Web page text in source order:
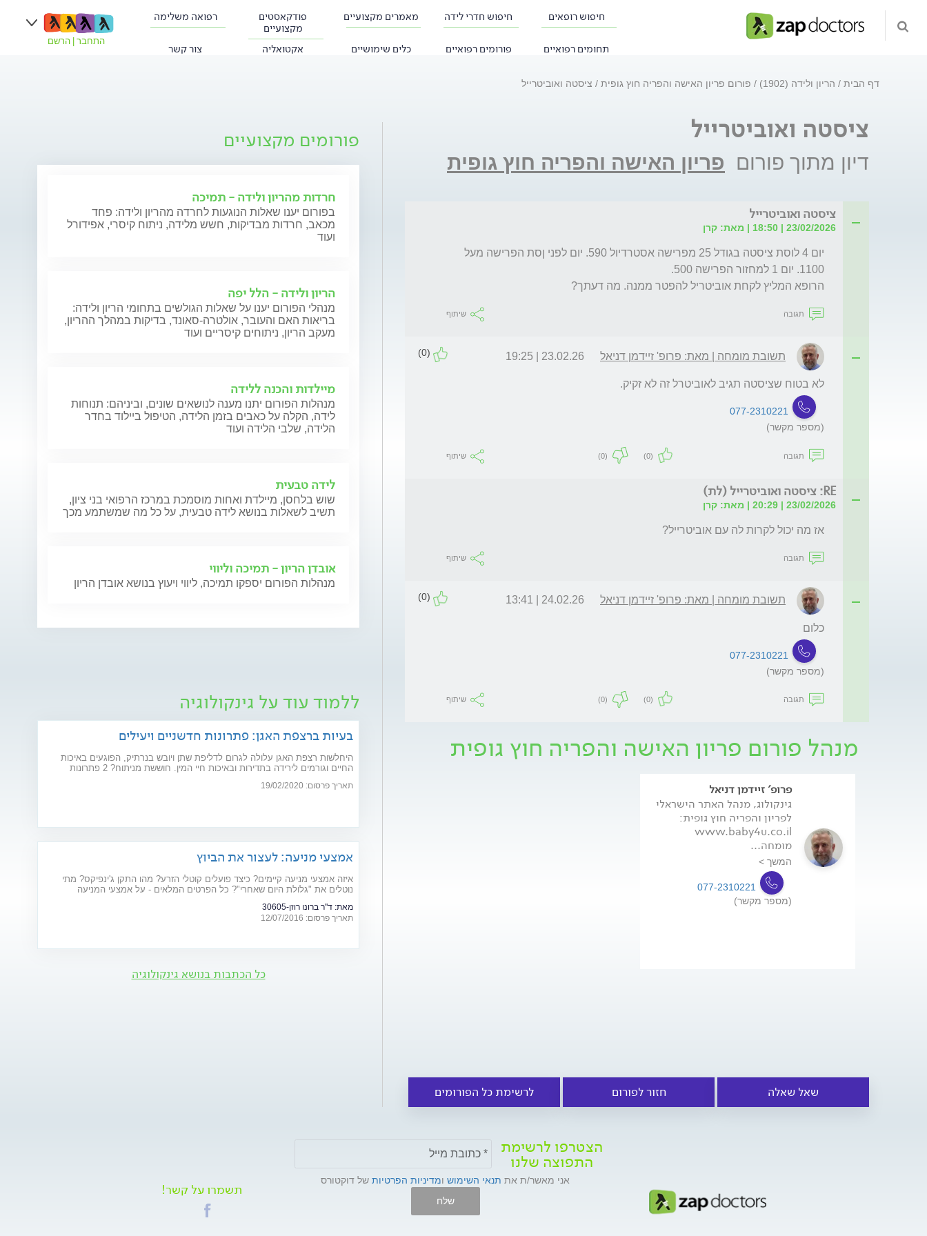
חיפוש רופאים חיפוש חדרי לידה מאמרים מקצועיים
פודקאסטים
מקצועיים
רפואה משלימה
תחומים רפואיים פורומים רפואיים כלים שימושיים אקטואליה צור קשר
התחבר הרשם
דף הבית הריון ולידה (1902) פורום פריון האישה והפריה חוץ גופית ציסטה ואוביטרייל
ציסטה ואוביטרייל
דיון מתוך פורום פריון האישה והפריה חוץ גופית
ציסטה ואוביטרייל
23/02/2026 | 18:50 | מאת: קרן
הרופא המליץ לקחת אוביטריל להפטר ממנה. מה דעתך?
תגובה שיתוף
תשובת מומחה | מאת: פרופ' זיידמן דניאל 23.02.26 | 19:25
(0)
לא בטוח שציסטה תגיב לאוביטרל זה לא זקיק.
077-2310221
(מספר מקשר)
תגובה (0)
(0) שיתוף
RE: ציסטה ואוביטרייל (לת)
23/02/2026 | 20:29 | מאת: קרן
אז מה יכול לקרות לה עם אוביטרייל?
תגובה שיתוף
תשובת מומחה | מאת: פרופ' זיידמן דניאל 24.02.26 | 13:41
(0)
כלום
077-2310221
(מספר מקשר)
תגובה (0)
(0) שיתוף
מנהל פורום פריון האישה והפריה חוץ גופית
פרופ' זיידמן דניאל
גינקולוג, מנהל האתר הישראלי
לפריון והפריה חוץ גופית:
www.baby4u.co.il
מומחה...
המשך >
077-2310221
(מספר מקשר)
שאל שאלה חזור לפורום לרשימת כל הפורומים
פורומים מקצועיים
חרדות מהריון ולידה - תמיכה
בפורום יענו שאלות הנוגעות לחרדה מהריון ולידה: פחד
מכאב, חרדות מבדיקות, חשש מלידה, ניתוח קיסרי, אפידורל
ועוד
הריון ולידה - הלל יפה
מנהלי הפורום יענו על שאלות הגולשים בתחומי הריון ולידה:
בריאות האם והעובר, אולטרה-סאונד, בדיקות במהלך ההריון,
מעקב הריון, ניתוחים קיסריים ועוד
מיילדות והכנה ללידה
מנהלות הפורום יתנו מענה לנושאים שונים, וביניהם: תנוחות
לידה, הקלה על כאבים בזמן הלידה, הטיפול ביילוד בחדר
הלידה, שלבי הלידה ועוד
לידה טבעית
שוש בלחסן, מיילדת ואחות מוסמכת במרכז הרפואי בני ציון,
תשיב לשאלות בנושא לידה טבעית, על כל מה שמשתמע מכך
אובדן הריון - תמיכה וליווי
מנהלות הפורום יספקו תמיכה, ליווי ויעוץ בנושא אובדן הריון
ללמוד עוד על גינקולוגיה
בעיות ברצפת האגן: פתרונות חדשניים ויעילים
היחלשות רצפת האגן עלולה לגרום לדליפת שתן ויובש בנרתיק, הפוגעים באיכות
החיים וגורמים לירידה בתדירות ובאיכות חיי המין. חוששת מניתוח? 2 פתרונות
תאריך פרסום: 19/02/2020
אמצעי מניעה: לעצור את הביוץ
איזה אמצעי מניעה קיימים? כיצד פועלים קוטלי הזרע? מהו התקן ג'ינפיקס? מתי
נוטלים את "גלולת היום שאחרי"? כל הפרטים המלאים - על אמצעי המניעה
מאת: ד"ר ברונו רוזן-30605
תאריך פרסום: 12/07/2016
כל הכתבות בנושא גינקולוגיה
הצטרפו לרשימת
התפוצה שלנו
אני מאשר/ת את תנאי השימוש ומדיניות הפרטיות של דוקטורס
שלח
תשמרו על קשר!